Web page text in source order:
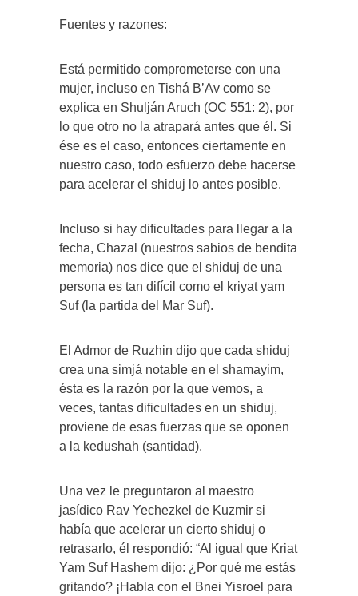
Fuentes y razones:
Está permitido comprometerse con una
mujer, incluso en Tishá B’Av como se
explica en Shulján Aruch (OC 551: 2), por
lo que otro no la atrapará antes que él. Si
ése es el caso, entonces ciertamente en
nuestro caso, todo esfuerzo debe hacerse
para acelerar el shiduj lo antes posible.
Incluso si hay dificultades para llegar a la
fecha, Chazal (nuestros sabios de bendita
memoria) nos dice que el shiduj de una
persona es tan difícil como el kriyat yam
Suf (la partida del Mar Suf).
El Admor de Ruzhin dijo que cada shiduj
crea una simjá notable en el shamayim,
ésta es la razón por la que vemos, a
veces, tantas dificultades en un shiduj,
proviene de esas fuerzas que se oponen
a la kedushah (santidad).
Una vez le preguntaron al maestro
jasídico Rav Yechezkel de Kuzmir si
había que acelerar un cierto shiduj o
retrasarlo, él respondió: “Al igual que Kriat
Yam Suf Hashem dijo: ¿Por qué me estás
gritando? ¡Habla con el Bnei Yisroel para